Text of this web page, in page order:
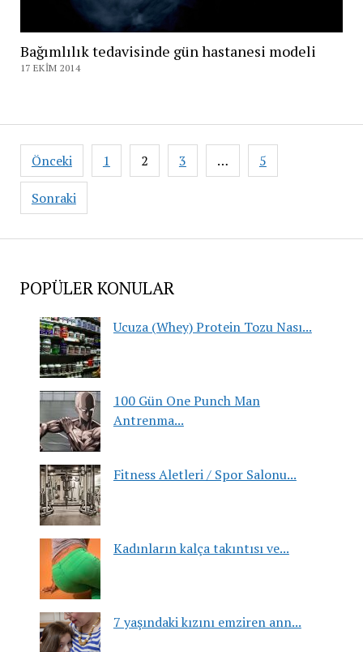
POPÜLER KONULAR
Ucuza (Whey) Protein Tozu Nası...
100 Gün One Punch Man
Antrenma...
Fitness Aletleri / Spor Salonu...
Kadınların kalça takıntısı ve...
7 yaşındaki kızını emziren ann...
Bağımlılık tedavisinde gün hastanesi modeli
17 EKIM 2014
Yazı
sayfalaması
Önceki 1 2 3 … 5
Sonraki